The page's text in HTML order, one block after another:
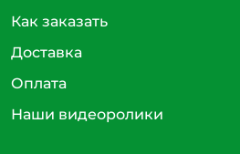
Как заказать
Доставка
Оплата
Наши видеоролики